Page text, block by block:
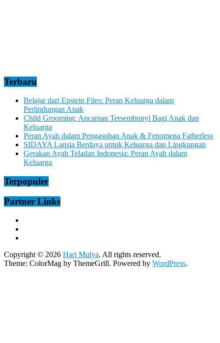
Terbaru
Belajar dari Epstein Files: Peran Keluarga dalam
Perlindungan Anak
Child Grooming: Ancaman Tersembunyi Bagi Anak dan
Keluarga
Peran Ayah dalam Pengasuhan Anak & Fenomena Fatherless
SIDAYA Lansia Berdaya untuk Keluarga dan Lingkungan
Gerakan Ayah Teladan Indonesia: Peran Ayah dalam
Keluarga
Terpopuler
Partner Links
Copyright © 2026 Hari Mulya. All rights reserved.
Theme: ColorMag by ThemeGrill. Powered by WordPress.